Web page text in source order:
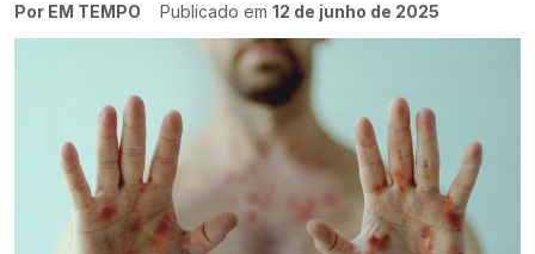
Por EM TEMPO Publicado em 12 de junho de 2025